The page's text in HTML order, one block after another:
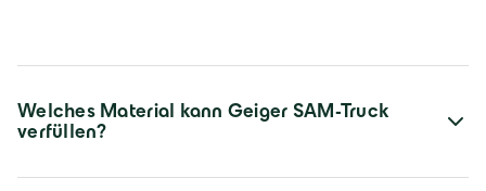
Welches Material kann Geiger SAM-Truck
verfüllen?